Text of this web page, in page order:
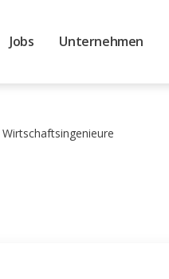
Jobs Unternehmen